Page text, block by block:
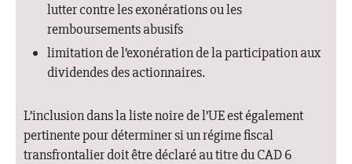
lutter contre les exonérations ou les
remboursements abusifs
limitation de l’exonération de la participation aux
dividendes des actionnaires.
L’inclusion dans la liste noire de l’UE est également
pertinente pour déterminer si un régime fiscal
transfrontalier doit être déclaré au titre du CAD 6